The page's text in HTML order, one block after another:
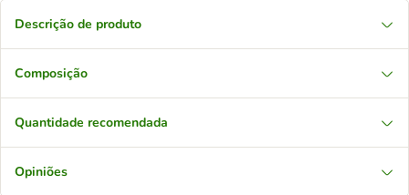
Descrição de produto
Composição
Quantidade recomendada
Opiniões